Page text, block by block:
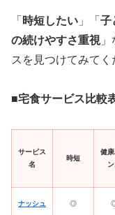
「 時短したい 」「 子
の続けやすさ重視」
スを見つけてみてく
■宅食サービス比較
サービス
名
時短
健
ナッシュ ◎